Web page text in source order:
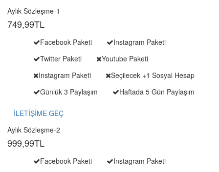
Aylık Sözleşme-1
749,99TL
Facebook Paketi
Instagram Paketi
Twitter Paketi
Youtube Paketi
Instagram Paketi
Seçilecek +1 Sosyal Hesap
Günlük 3 Paylaşım
Haftada 5 Gün Paylaşım
İLETİŞİME GEÇ
Aylık Sözleşme-2
999,99TL
Facebook Paketi
Instagram Paketi